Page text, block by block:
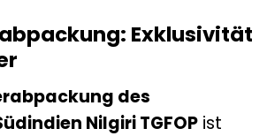
Exklusivität
des
Nilgiri TGFOP ist